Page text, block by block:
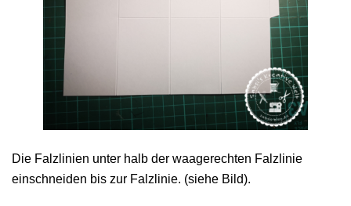
Die Falzlinien unter halb der waagerechten Falzlinie
einschneiden bis zur Falzlinie. (siehe Bild).